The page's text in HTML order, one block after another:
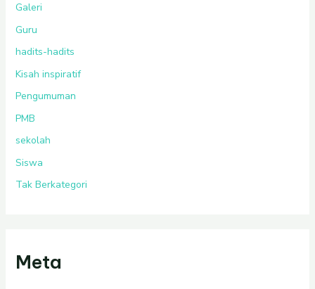
Galeri
Guru
hadits-hadits
Kisah inspiratif
Pengumuman
PMB
sekolah
Siswa
Tak Berkategori
Meta